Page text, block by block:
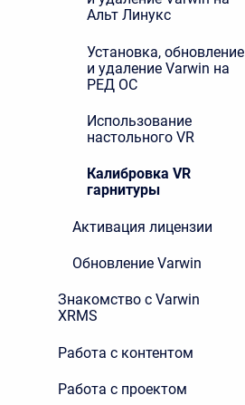
Альт Линукс
Установка, обновление
и удаление Varwin на
РЕД ОС
Использование
настольного VR
Калибровка VR
гарнитуры
Активация лицензии
Обновление Varwin
Знакомство с Varwin
XRMS
Работа с контентом
Работа с проектом